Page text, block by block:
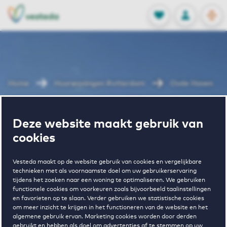
Deze website maakt gebruik van
cookies
Vesteda maakt op de website gebruik van cookies en vergelijkbare
technieken met als voornaamste doel om uw gebruikerservaring
tijdens het zoeken naar een woning te optimaliseren. We gebruiken
functionele cookies om voorkeuren zoals bijvoorbeeld taalinstellingen
en favorieten op te slaan. Verder gebruiken we statistische cookies
om meer inzicht te krijgen in het functioneren van de website en het
algemene gebruik ervan. Marketing cookies worden door derden
FAVORIETEN
Opgeslagen
INLOGGEN
NL
EN
Home Huurwoningen Rotterdam Oude Haven
Wonen in Oude
Haven